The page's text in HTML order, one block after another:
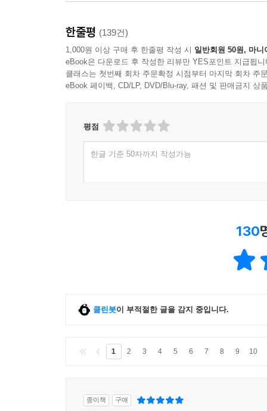
한줄평 (139건)
1,000원 이상 구매 후 한줄평 작성 시 일반회원 50원, 마니
eBook은 다운로드 후 작성한 리뷰만 YES포인트 지급됩니
클래스는 첫번째 회차 주문확정 시점부터 마지막 회차 주
eBook 페이백, CD/LP, DVD/Blu-ray, 패션 및 판매금지 상
평점
한글 기준 50자까지 작성가능
130
클린봇이 부적절한 글을 감지 중입니다.
1 2 3 4 5 6 7 8 9 10
종이책 구매